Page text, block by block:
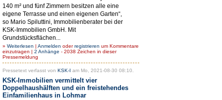
140 m² und fünf Zimmern besitzen alle eine
eigene Terrasse und einen eigenen Garten“,
so Mario Spiluttini, Immobilienberater bei der
KSK-Immobilien GmbH. Mit
Grundstücksflächen...
» Weiterlesen | Anmelden oderregistrieren um Kommentare
einzutragen | 2 Anhänge - 2038 Zeichen in dieser
Pressemeldung
Pressetext verfasst von KSK-I am Mo, 2021-08-30 08:10.
KSK-Immobilien vermittelt vier
Doppelhaushälften und ein freistehendes
Einfamilienhaus in Lohmar